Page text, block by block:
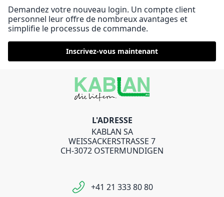
Demandez votre nouveau login. Un compte client
personnel leur offre de nombreux avantages et
simplifie le processus de commande.
Inscrivez-vous maintenant
L'ADRESSE
KABLAN SA
WEISSACKERSTRASSE 7
CH-3072 OSTERMUNDIGEN
+41 21 333 80 80